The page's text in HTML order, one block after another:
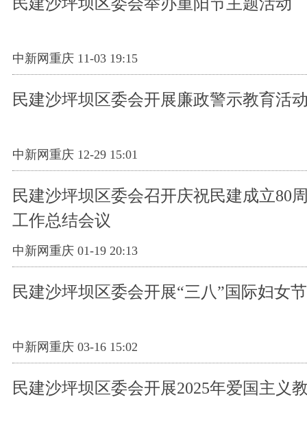
中新网重庆 11-03 19:15
民建沙坪坝区委会开展廉政警示教育活
中新网重庆 12-29 15:01
民建沙坪坝区委会召开庆祝民建成立80
工作总结会议
中新网重庆 01-19 20:13
民建沙坪坝区委会开展“三八”国际妇女
中新网重庆 03-16 15:02
民建沙坪坝区委会开展2025年爱国主义